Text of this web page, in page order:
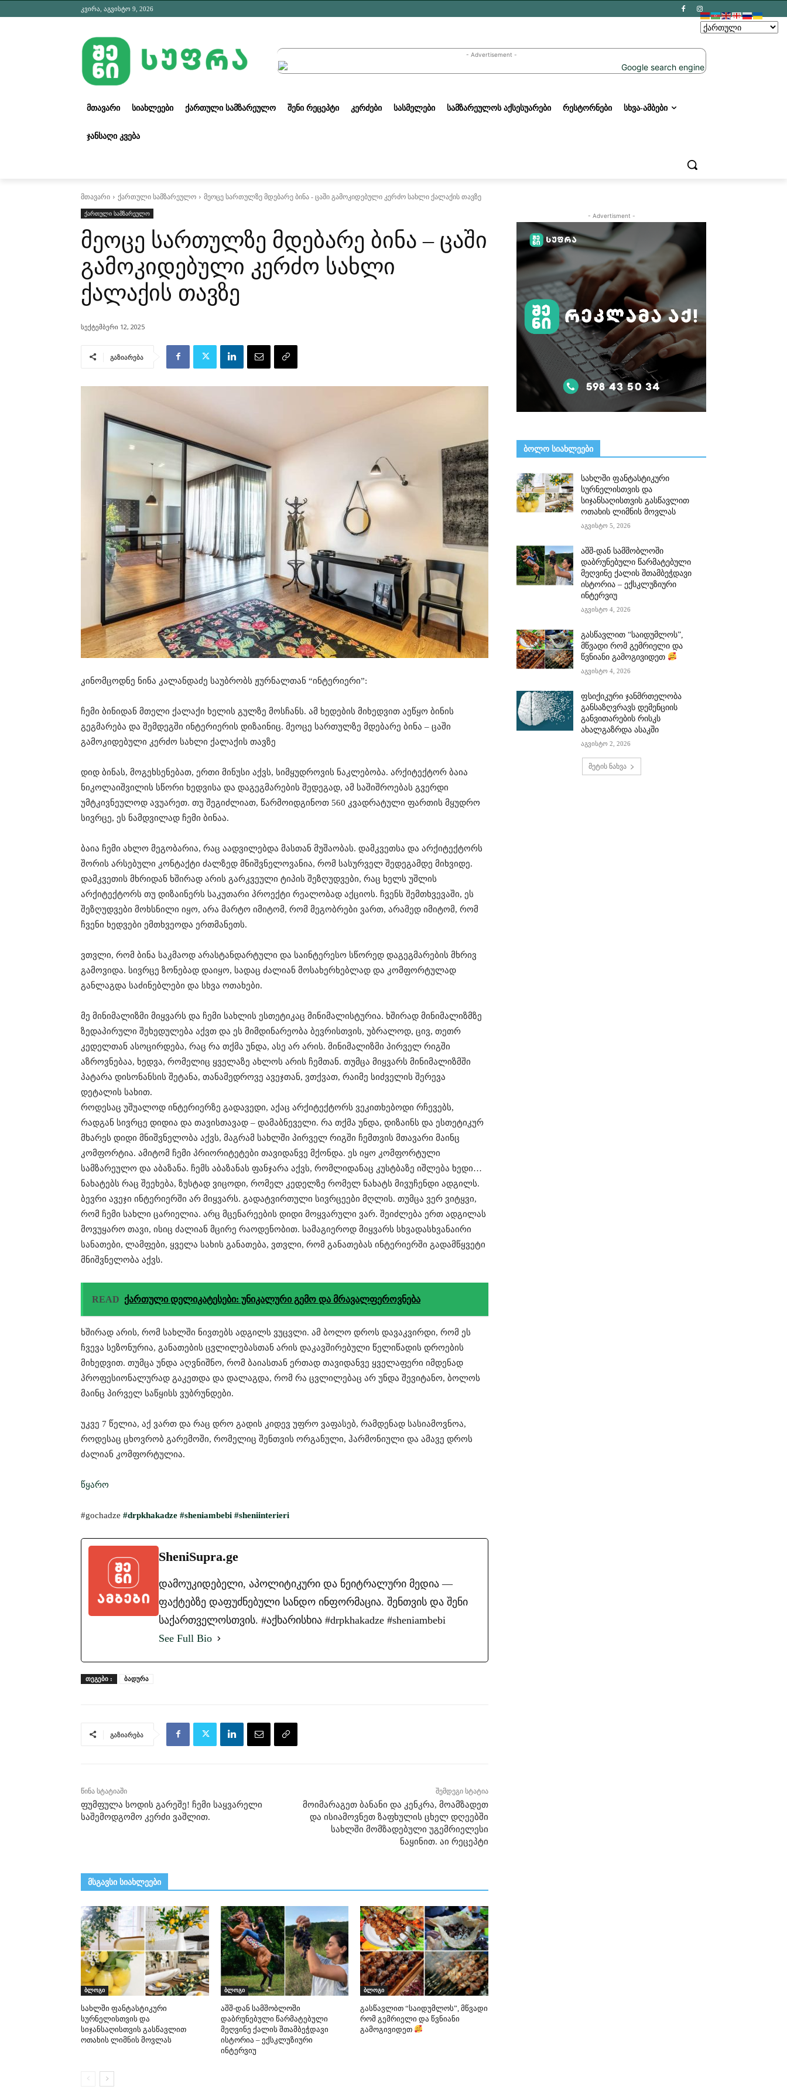
კვირა, აგვისტო 9, 2026
- Advertisement -
ᲛᲗᲐᲕᲐᲠᲘ ᲡᲘᲐᲮᲚᲔᲔᲑᲘ ᲥᲐᲠᲗᲣᲚᲘ ᲡᲐᲛᲖᲐᲠᲔᲣᲚᲝ ᲨᲔᲜᲘ ᲠᲔᲪᲔᲞᲢᲘ ᲙᲔᲠᲫᲔᲑᲘ ᲡᲐᲡᲛᲔᲚᲔᲑᲘ ᲡᲐᲛᲖᲐᲠᲔᲣᲚᲝᲡ ᲐᲥᲡᲔᲡᲣᲐᲠᲔᲑᲘ ᲠᲔᲡᲢᲝᲠᲜᲔᲑᲘ ᲡᲮᲕᲐ-ᲐᲛᲑᲔᲑᲘ
ᲯᲐᲜᲡᲐᲦᲘ ᲙᲕᲔᲑᲐ
მთავარი ქართული სამზარეულო
მეოცე სართულზე მდებარე ბინა - ცაში გამოკიდებული კერძო სახლი ქალაქის თავზე
ქართული სამზარეულო
მეოცე სართულზე მდებარე ბინა – ცაში
გამოკიდებული კერძო სახლი
ქალაქის თავზე
სექტემბერი 12, 2025
გაზიარება
კინომცოდნე ნინა კალანდაძე საუბრობს ჟურნალთან “ინტერიერი”:
ჩემი ბინიდან მთელი ქალაქი ხელის გულზე მოსჩანს. ამ ხედების მიხედვით აეწყო ბინის
გეგმარება და შემდეგში ინტერიერის დიზაინიც. მეოცე სართულზე მდებარე ბინა – ცაში
გამოკიდებული კერძო სახლი ქალაქის თავზე
დიდ ბინას, მოგეხსენებათ, ერთი მინუსი აქვს­, სიმ­ყუდროვის ნაკლებობა. არქიტექტორ ბაია
ნიკოლაიშ­ვილის სწორი ხედვისა და დაგეგმარების შედეგად, ამ საშიშროებას გვერდი
უმტკივნეულოდ ავუარეთ. თუ შეგიძლიათ, წარმოიდგინოთ 560 კვადრატული ფართის მყუდრო
სივრცე, ეს ნამდვილად ჩემი ბინაა.
ბაია ჩემი ახლო მეგობარია, რაც აადვილებდა მასთან მუშაობას. დამკვეთსა და არქიტექტორს
შორის არსებული კონტაქტი ძალზედ მნიშვნელოვანია, რომ სასურველ შედეგამდე მიხვიდე.
დამკვეთის მხრიდან ხშირად არის გარკვეული ტიპის შეზღუდვები, რაც ხელს უშლის
არქიტექტორს თუ დიზაინერს საკუთარი პროექტი რეალობად აქციოს. ჩვენს შემთხვევაში, ეს
შეზღუდვები მოხსნილი იყო, არა მარტო იმიტომ, რომ მეგობრები ვართ, არამედ იმიტომ, რომ
ჩვენი ხედ­ვები ემთხვეოდა ერთმანეთს.
ვთვლი, რომ ბინა საკმაოდ არასტანდარტული და სა­ინტერესო სწორედ დაგეგმარების მხრივ
გამოვიდა. სივრცე ზონებად დაიყო, სადაც ძალიან მოსახერ­ხებლად და კომფორტულად
განლაგდა საძინებლები და სხვა ოთახები.
მე მინიმალიზმი მიყვარს და ჩემი სახლის ესთეტი­კაც მინიმალისტურია. ხშირად მინიმალიზმზე
ზედა­პირული შეხედულება აქვთ და ეს მიმდინარეობა ბევ­რისთვის, უბრალოდ, ცივ, თეთრ
კედელთან ასოცირდება, რაც რა თქმა უნდა, ასე არ არის. მინიმალიზმი პირ­ველ რიგში
აზროვნებაა, ხედვა, რომელიც ყველაზე ახლოს არის ჩემთან. თუმცა მიყვარს მინიმალიზმში
პატარა დისონანსის შეტანა, თანამედროვე ავეჯთან, ვთქვათ, რაიმე სიძველის შერევა
დეტალის სახით.
როდესაც უშუალოდ ინტერიერზე გადავედი, აქაც არქიტექტორს ვეკითხებოდი რჩევებს,
რადგან სივრცე დიდია და თავისთავად – დამაბნეველი. რა თქმა უნდა, დიზაინს და ესთეტიკურ
მხარეს დიდი მნიშვნელობა აქვს, მაგრამ სახლში პირველ რიგში ჩემთვის მთა­ვარი მაინც
კომფორტია. ამიტომ ჩემი პრიორიტეტები თავიდანვე მქონდა. ეს იყო კომფორტული
სამზარეულო და აბაზანა. ჩემს აბაზანას ფანჯარა აქვს, რომ­ლიდანაც კუსტბაზე იშლება ხედი…
ნახატებს რაც შეეხება, ზუსტად ვიცოდი, რომელ კედელზე რომელ ნახატს მივუჩენდი ადგილს.
ბევრი ავეჯი ინტერი­ერში არ მიყვარს. გადატვირთული სივრცეები მღლის. თუმცა ვერ ვიტყვი,
რომ ჩემი სახლი ცარიელია. არც მცენარეების დიდი მოყვარული ვარ. შეიძლება ერთ ადგილას
მოვუყარო თავი, ისიც ძალიან მცირე რაოდენობით. სამაგიეროდ მიყვარს სხვადასხვანაი­რი
სანათები, ლამფები, ყველა სახის განათება, ვთვლი, რომ განათებას ინტერიერში გადამწყვეტი
მნიშვნელობა აქვს.
READ ქართული დელიკატესები: უნიკალური გემო და მრავალფეროვნება
ხშირად არის, რომ სახლში ნივთებს ადგილს ვუცვლი. ამ ბოლო დროს დავაკვირდი, რომ ეს
ჩვევა სეზონუ­რია, განათების ცვლილებასთან არის დაკავშირებული წელიწადის დროების
მიხედვით. თუმცა უნდა აღვ­ნიშნო, რომ ბაიასთან ერთად თავიდანვე ყველაფერი იმდენად
პროფესიონალურად გაკეთდა და დალაგდა, რომ რა ცვლილებაც არ უნდა შევიტანო, ბოლოს
მაინც პირველ საწყისს ვუბრუნდები.
უკვე 7 წელია, აქ ვართ და რაც დრო გადის კიდევ უფრო ვაფასებ, რამდენად სასიამოვნოა,
როდესაც ცხოვრობ გარემოში, რომელიც შენთვის ორგანული, ჰარმონიული და ამავე დროს
ძალიან კომფორტულია.
წყარო
#gochadze #drpkhakadze #sheniambebi #sheniinterieri
SheniSupra.ge
დამოუკიდებელი, აპოლიტიკური და ნეიტრალური მედია —
ფაქტებზე დაფუძნებული სანდო ინფორმაცია. შენთვის და შენი
საქართველოსთვის. #აქხარისხია #drpkhakadze #sheniambebi
See Full Bio
ᲗᲔᲒᲔᲑᲘ : ბადურა
გაზიარება
წინა სტატიაში
ფუმფულა სოდის გარეშე! ჩემი საყვარელი
საშემოდგომო კერძი ვაშლით.
შემდეგი სტატია
მოიმარაგეთ ბანანი და კენკრა, მოამზადეთ
და ისიამოვნეთ ზაფხულის ცხელ დღეებში
სახლში მომზადებული უგემრიელესი
ნაყინით. აი რეცეპტი
მსგავსი სიახლეები
ბლოგი
სახლში ფანტასტიკური
სურნელისთვის და
სიჯანსაღისთვის გასწავლით
ოთახის ლიმნის მოვლას
ბლოგი
აშშ-დან სამშობლოში
დაბრუნებული წარმატებული
მეღვინე ქალის შთამბეჭდავი
ისტორია – ექსკლუზიური
ინტერვიუ
ბლოგი
გასწავლით “საიდუმლოს”, მწვადი
რომ გემრიელი და წვნიანი
გამოგივიდეთ
- Advertisment -
ᲑᲝᲚᲝ ᲡᲘᲐᲮᲚᲔᲔᲑᲘ
სახლში ფანტასტიკური
სურნელისთვის და
სიჯანსაღისთვის გასწავლით
ოთახის ლიმნის მოვლას
აგვისტო 5, 2026
აშშ-დან სამშობლოში
დაბრუნებული წარმატებული
მეღვინე ქალის შთამბეჭდავი
ისტორია – ექსკლუზიური
ინტერვიუ
აგვისტო 4, 2026
გასწავლით “საიდუმლოს”,
მწვადი რომ გემრიელი და
წვნიანი გამოგივიდეთ
აგვისტო 4, 2026
ფსიქიკური ჯანმრთელობა
განსაზღვრავს დემენციის
განვითარების რისკს
ახალგაზრდა ასაკში
აგვისტო 2, 2026
მეტის ნახვა